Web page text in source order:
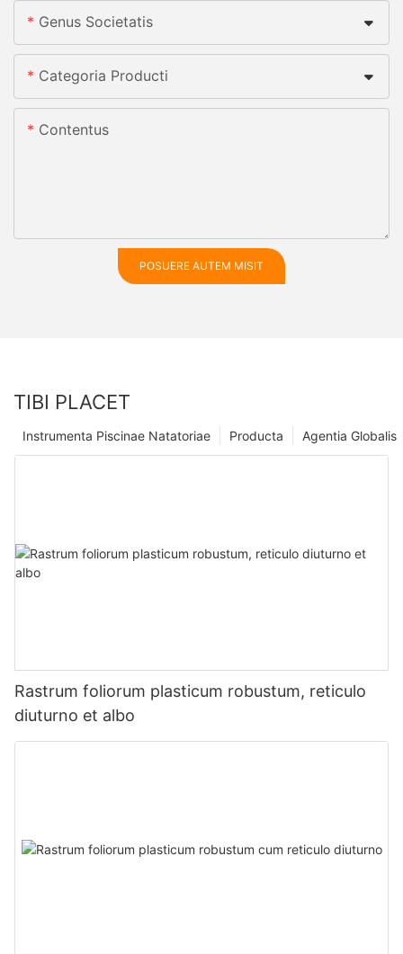
Genus Societatis
Categoria Producti
Contentus
POSUERE AUTEM MISIT
TIBI PLACET
Agentia Globalis
Producta
Instrumenta Piscinae Natatoriae
Rastrum foliorum plasticum robustum, reticulo
diuturno et albo